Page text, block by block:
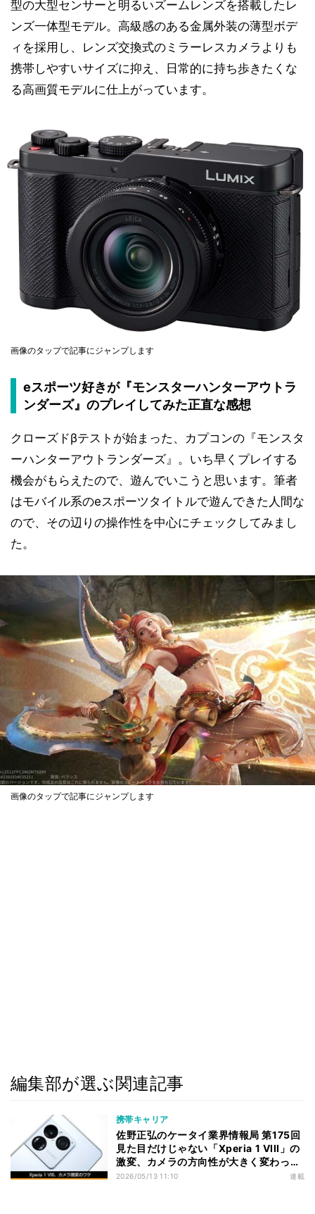
型の大型センサーと明るいズームレンズを搭載したレ
ンズ一体型モデル。高級感のある金属外装の薄型ボデ
ィを採用し、レンズ交換式のミラーレスカメラよりも
携帯しやすいサイズに抑え、日常的に持ち歩きたくな
る高画質モデルに仕上がっています。
画像のタップで記事にジャンプします
eスポーツ好きが『モンスターハンターアウトラ
ンダーズ』のプレイしてみた正直な感想
クローズドβテストが始まった、カプコンの『モンスタ
ーハンターアウトランダーズ』。いち早くプレイする
機会がもらえたので、遊んでいこうと思います。筆者
はモバイル系のeスポーツタイトルで遊んできた人間な
ので、その辺りの操作性を中心にチェックしてみまし
た。
画像のタップで記事にジャンプします
編集部が選ぶ関連記事
携帯キャリア
佐野正弘のケータイ業界情報局 第175回
見た目だけじゃない「Xperia 1 VIII」の
激変、カメラの方向性が大きく変わった
ワケ
2026/05/13 11:10 連載